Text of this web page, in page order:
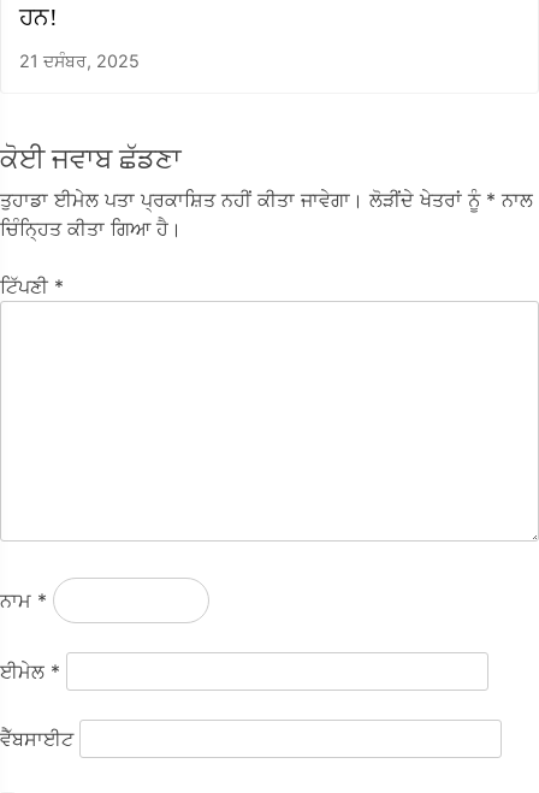
ਹਨ!
21 ਦਸੰਬਰ, 2025
ਕੋਈ ਜਵਾਬ ਛੱਡਣਾ
ਤੁਹਾਡਾ ਈਮੇਲ ਪਤਾ ਪ੍ਰਕਾਸ਼ਿਤ ਨਹੀਂ ਕੀਤਾ ਜਾਵੇਗਾ। ਲੋੜੀਂਦੇ ਖੇਤਰਾਂ ਨੂੰ * ਨਾਲ
ਚਿੰਨ੍ਹਿਤ ਕੀਤਾ ਗਿਆ ਹੈ।
ਟਿੱਪਣੀ *
ਨਾਮ *
ਈਮੇਲ *
ਵੈੱਬਸਾਈਟ